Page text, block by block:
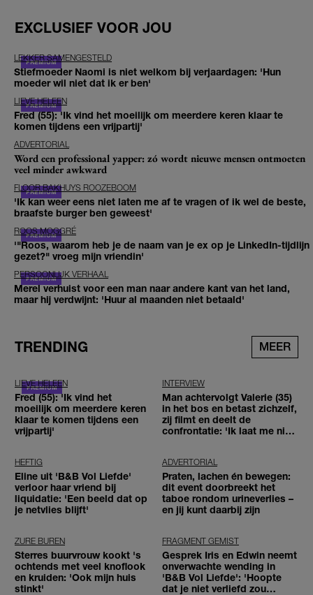
EXCLUSIEF VOOR JOU
LEKKER SAMENGESTELD
Stiefmoeder Naomi is niet welkom bij verjaardagen: 'Hun
moeder wil niet dat ik er ben'
LIEVE HELEEN
Fred (55): 'Ik vind het moeilijk om meerdere keren klaar te
komen tijdens een vrijpartij'
ADVERTORIAL
Word een professional yapper: zó wordt nieuwe mensen ontmoeten
veel minder awkward
FLOOR BAKHUYS ROOZEBOOM
'Ik kan weer eens niet laten me af te vragen of ik wel de beste,
braafste burger ben geweest'
ROOS MOGGRÉ
'"Roos, waarom heb je de naam van je ex op je LinkedIn-tijdlijn
gezet?" vroeg mijn vriendin'
PERSOONLIJK VERHAAL
Merel verhuist voor een man naar andere kant van het land,
maar hij verdwijnt: 'Huur al maanden niet betaald'
TRENDING MEER
LIEVE HELEEN
Fred (55): 'Ik vind het
moeilijk om meerdere keren
klaar te komen tijdens een
vrijpartij'
INTERVIEW
Man achtervolgt Valerie (35)
in het bos en betast zichzelf,
zij filmt en deelt de
confrontatie: 'Ik laat me niet
HEFTIG
Eline uit 'B&B Vol Liefde'
verloor haar vriend bij
liquidatie: 'Een beeld dat op
je netvlies blijft'
ADVERTORIAL
Praten, lachen én bewegen:
dit event doorbreekt het
taboe rondom urineverlies –
en jij kunt daarbij zijn
ZURE BUREN
Sterres buurvrouw kookt 's
ochtends met veel knoflook
en kruiden: 'Ook mijn huis
stinkt'
FRAGMENT GEMIST
Gesprek Iris en Edwin neemt
onverwachte wending in
'B&B Vol Liefde': 'Hoopte
dat je niet verliefd zou